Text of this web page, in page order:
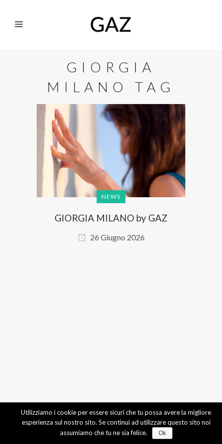
GIORGIA
MILANO TAG
NEWS
GIORGIA MILANO by GAZ
26 Giugno 2026
Utilizziamo i cookie per essere sicuri che tu possa avere la migliore
esperienza sul nostro sito. Se continui ad utilizzare questo sito noi
assumiamo che tu ne sia felice.
Ok